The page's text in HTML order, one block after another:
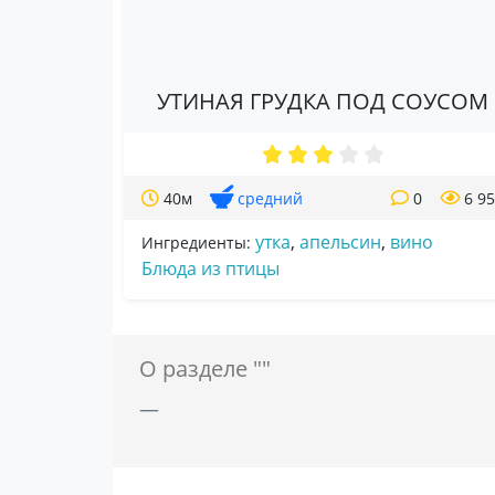
УТИНАЯ ГРУДКА ПОД СОУСОМ
40м средний 6
0
Ингредиенты: утка, апельсин, вино
Блюда из птицы
О разделе ""